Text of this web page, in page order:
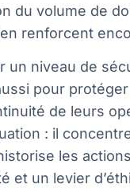
du volume de
renforcent
un niveau de
pour
de leurs
: il
les
et un levier